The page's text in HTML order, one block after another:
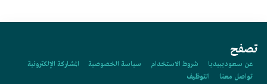
تصفح
عن سعوديبيديا شروط الاستخدام سياسة الخصوصية
المشاركة الإلكترونية
تواصل معنا
التوظيف